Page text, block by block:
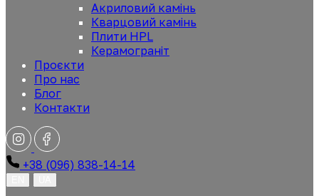
Акриловий камінь
Кварцовий камінь
Плити HPL
Керамограніт
Проєкти
Про нас
Блог
Контакти
+38 (096) 838-14-14